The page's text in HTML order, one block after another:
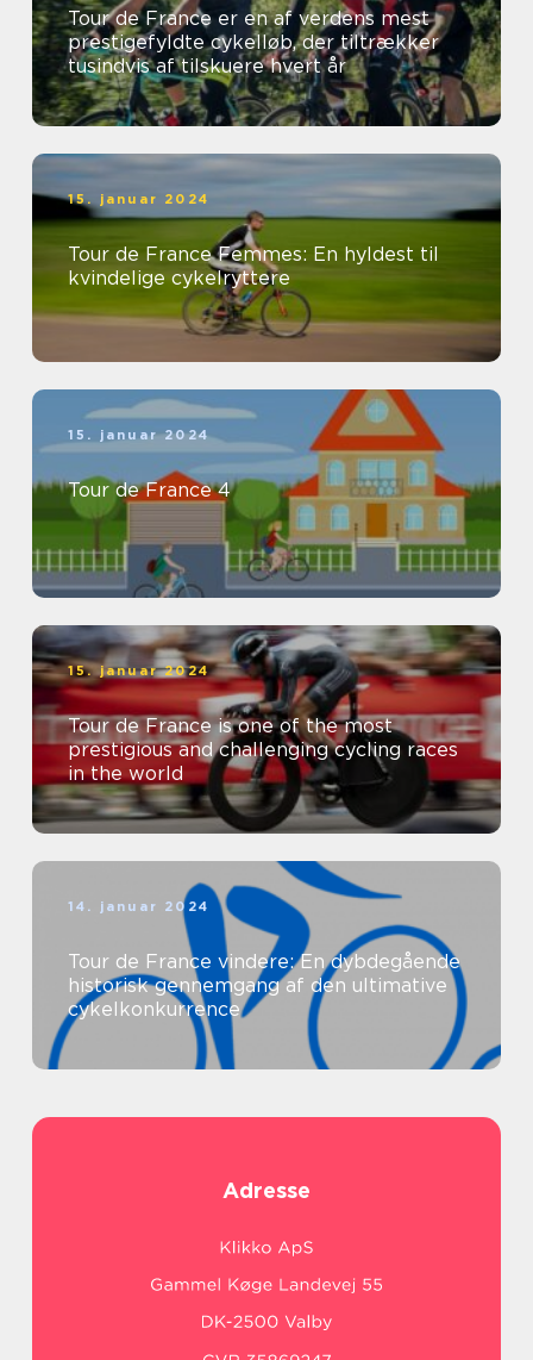
Tour de France er en af verdens mest
prestigefyldte cykelløb, der tiltrækker
tusindvis af tilskuere hvert år
15. januar 2024
Tour de France Femmes: En hyldest til
kvindelige cykelryttere
15. januar 2024
Tour de France 4
15. januar 2024
Tour de France is one of the most
prestigious and challenging cycling races
in the world
14. januar 2024
Tour de France vindere: En dybdegående
historisk gennemgang af den ultimative
cykelkonkurrence
Adresse